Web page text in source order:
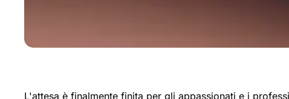
L'attesa è finalmente finita per gli appassionati e i